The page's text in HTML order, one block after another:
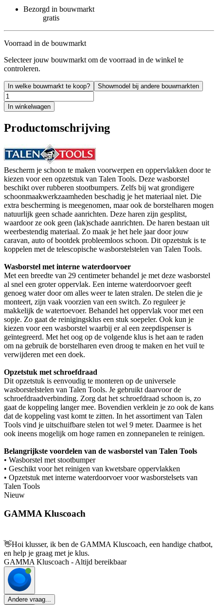
Bezorgd in bouwmarkt
gratis
Voorraad in de bouwmarkt
Selecteer jouw bouwmarkt om de voorraad in de winkel te
controleren.
In welke bouwmarkt te koop? Showmodel bij andere bouwmarkten
In winkelwagen
Productomschrijving
Bescherm je schoon te maken voorwerpen en oppervlakken door te
kiezen voor een opzetstuk van Talen Tools. Deze wasborstel
beschikt over rubberen stootbumpers. Zelfs bij wat grondigere
schoonmaakwerkzaamheden beschadig je het materiaal niet. Die
extra bescherming is meegenomen, maar ook de borstelharen mogen
natuurlijk geen schade aanrichten. Deze haren zijn gesplitst,
waardoor ze ook geen (lak)schade aanrichten. De haren bestaan uit
weerbestendig materiaal. Zo maak je het hele jaar door jouw
caravan, auto of bootdek probleemloos schoon. Dit opzetstuk is te
koppelen met de telescopische wasborstelstelen van Talen Tools.
Wasborstel met interne waterdoorvoer
Met een breedte van 29 centimeter behandel je met deze wasborstel
al snel een groter oppervlak. Een interne waterdoorvoer geeft
genoeg water door om alles weer te laten stralen. De stelen die je
monteert, zijn vaak voorzien van een switch. Zo reguleer je
makkelijk de watertoevoer. Behandel het oppervlak voor met een
sopje. Zo gaat de reinigingsklus een stuk soepeler. Ook kun je
kiezen voor een wasborstel waarbij er al een zeepdispenser is
geïntegreerd. Met het oog op de volgende klus is het aan te raden
om na gebruik de borstelharen even droog te maken en het vuil te
verwijderen met een doek.
Opzetstuk met schroefdraad
Dit opzetstuk is eenvoudig te monteren op de universele
wasborstelstelen van Talen Tools. Je gebruikt daarvoor de
schroefdraadverbinding. Zorg dat het schroefdraad schoon is, zo
gaat de koppeling langer mee. Bovendien verklein je zo ook de kans
dat de koppeling vast komt te zitten. In het assortiment van Talen
Tools vind je uitschuifbare stelen tot wel 9 meter. Daarmee is het
ook ineens mogelijk om hoge ramen en zonnepanelen te reinigen.
Belangrijkste voordelen van de wasborstel van Talen Tools
• Wasborstel met stootbumper
• Geschikt voor het reinigen van kwetsbare oppervlakken
• Opzetstuk met interne waterdoorvoer voor wasborstelsets van
Talen Tools
Nieuw
GAMMA Kluscoach
👋Hoi klusser, ik ben de GAMMA Kluscoach, een handige chatbot,
en help je graag met je klus.
GAMMA Kluscoach - Altijd bereikbaar
Andere vraag...